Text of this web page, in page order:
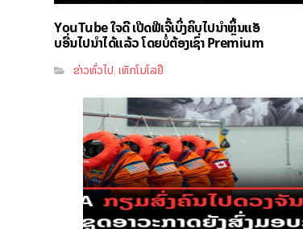
YouTube ໃຈດີ ເປີດຟີເຈີ້ເບິ່ງຄິບໄປນຳຫຼິ້ນແອັ
ບອື່ນໄປນຳໄດ້ແລ້ວ ໂດຍບໍ່ຕ້ອງເຊົ່າ Premium
ຂ່າວທົ່ວໄປ,ເທັກໂນໂລຢີ